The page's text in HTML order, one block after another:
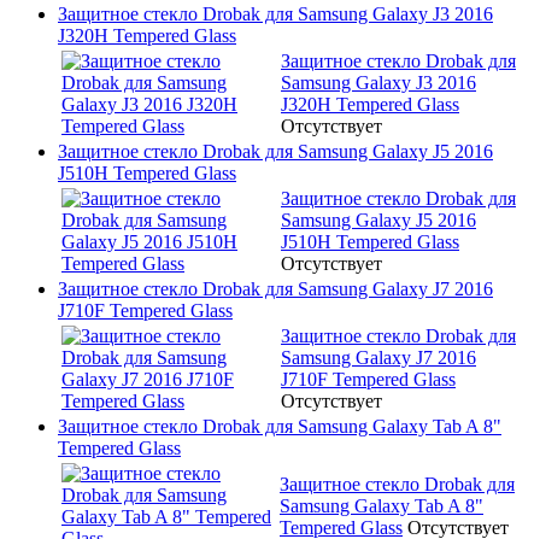
Защитное стекло Drobak для Samsung Galaxy J3 2016
J320H Tempered Glass
Защитное стекло Drobak для
Samsung Galaxy J3 2016
J320H Tempered Glass
Отсутствует
Защитное стекло Drobak для Samsung Galaxy J5 2016
J510H Tempered Glass
Защитное стекло Drobak для
Samsung Galaxy J5 2016
J510H Tempered Glass
Отсутствует
Защитное стекло Drobak для Samsung Galaxy J7 2016
J710F Tempered Glass
Защитное стекло Drobak для
Samsung Galaxy J7 2016
J710F Tempered Glass
Отсутствует
Защитное стекло Drobak для Samsung Galaxy Tab A 8"
Tempered Glass
Защитное стекло Drobak для
Samsung Galaxy Tab A 8"
Tempered Glass Отсутствует